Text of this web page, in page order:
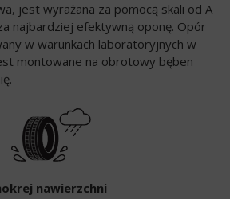
jest wyrażana za pomocą skali od A
najbardziej efektywną oponę. Opór
w warunkach laboratoryjnych w
montowane na obrotowy bęben
nawierzchni